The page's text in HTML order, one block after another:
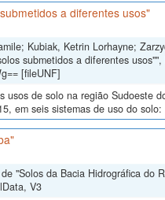
a diferentes usos"
Kubiak, Ketrin Lorhayne;
submetidos a diferentes usos"",
[fileUNF]
usos de solo na região Sudoeste
em seis sistemas de uso do
"Solos da Bacia Hidrográfica do
V3